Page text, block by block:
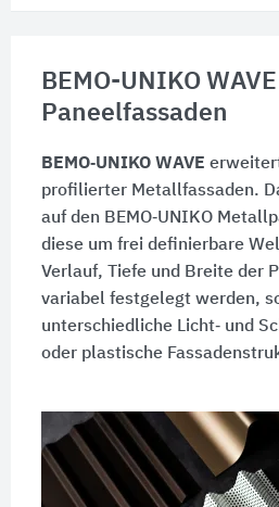
BEMO-UNIKO
Paneelfassaden
BEMO‑UNIKO WAVE
profilierter Metallfassaden.
auf den BEMO‑UNIKO
diese um frei definierbare
Verlauf, Tiefe und Breite der
variabel festgelegt werden,
unterschiedliche Licht‑ und
oder plastische